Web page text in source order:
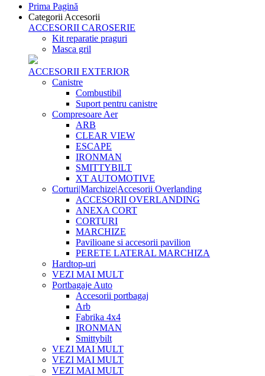
Prima Pagină
Categorii Accesorii
ACCESORII CAROSERIE
Kit reparatie praguri
Masca gril
ACCESORII EXTERIOR
Canistre
Combustibil
Suport pentru canistre
Compresoare Aer
ARB
CLEAR VIEW
ESCAPE
IRONMAN
SMITTYBILT
XT AUTOMOTIVE
Corturi|Marchize|Accesorii Overlanding
ACCESORII OVERLANDING
ANEXA CORT
CORTURI
MARCHIZE
Pavilioane si accesorii pavilion
PERETE LATERAL MARCHIZA
Hardtop-uri
VEZI MAI MULT
Portbagaje Auto
Accesorii portbagaj
Arb
Fabrika 4x4
IRONMAN
Smittybilt
VEZI MAI MULT
VEZI MAI MULT
VEZI MAI MULT